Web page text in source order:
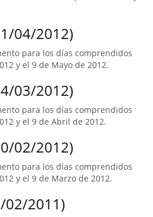
04/2012)
para los días comprendidos
y el 9 de Mayo de 2012.
03/2012)
para los días comprendidos
y el 9 de Abril de 2012.
02/2012)
para los días comprendidos
y el 9 de Marzo de 2012.
02/2011)